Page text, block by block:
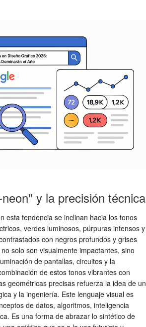
y la precisión técnica
esta tendencia se inclinan hacia los tonos
verdes luminosos, púrpuras intensos y
con negros profundos y grises
solo son visualmente impactantes, sino
de pantallas, circuitos y la
de estos tonos vibrantes con
geométricas precisas refuerza la idea de un
y la ingeniería. Este lenguaje visual es
de datos, algoritmos, inteligencia
Es una forma de abrazar lo sintético de